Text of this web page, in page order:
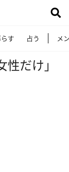
す 占う メ
だけ」